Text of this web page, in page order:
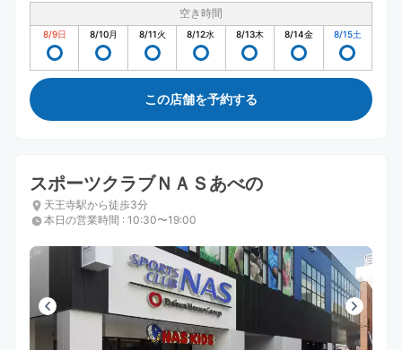
空き時間
8/9日 8/10月 8/11火 8/12水 8/13木 8/14金 8/15土
この店舗を予約する
スポーツクラブＮＡＳあべの
天王寺駅から徒歩3分
本日の営業時間 : 10:30〜19:00